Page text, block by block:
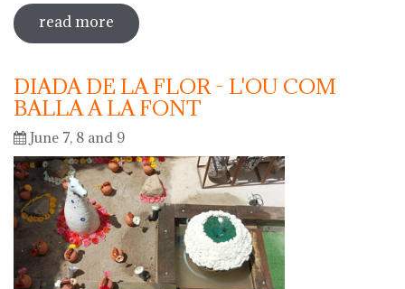
read more sobre 50 anys del museu del càntir: la
força de la gent!
DIADA DE LA FLOR - L'OU COM
BALLA A LA FONT
June 7, 8 and 9